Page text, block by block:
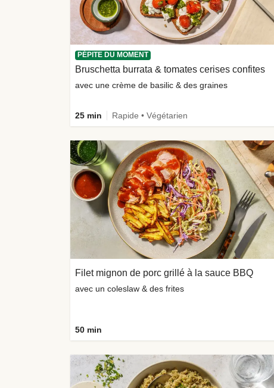
PÉPITE DU MOMENT
Bruschetta burrata & tomates cerises confites
avec une crème de basilic & des graines
25 min Rapide • Végétarien
Filet mignon de porc grillé à la sauce BBQ
avec un coleslaw & des frites
50 min